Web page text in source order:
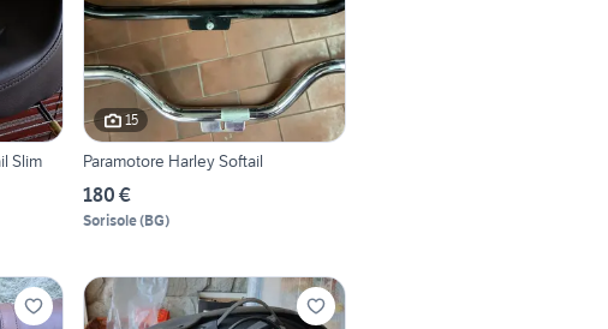
Slim
15
Paramotore Harley Softail
180 €
Sorisole(BG)